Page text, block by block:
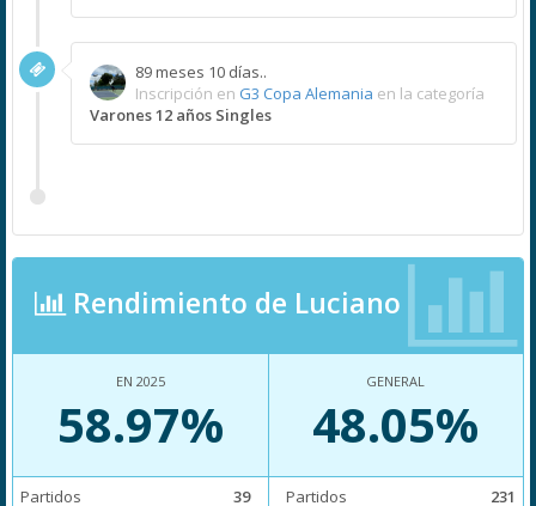
89 meses 10 días..
Inscripción en G3 Copa Alemania en la categoría
Varones 12 años Singles
Rendimiento de Luciano
EN 2025
58.97%
Partidos 39
GENERAL
48.05%
Partidos 231